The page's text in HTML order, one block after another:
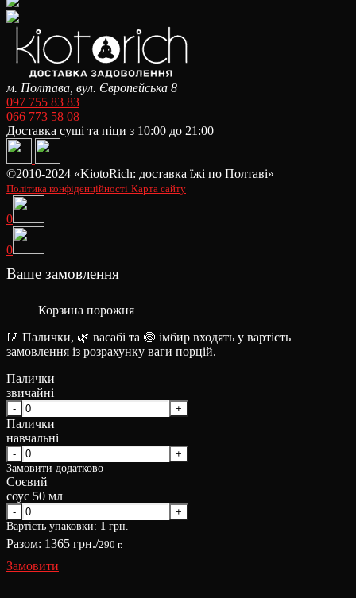
м. Полтава, вул. Європейська 8
097 755 83 83
066 773 58 08
Доставка суші та піци з 10:00 до 21:00
©2010-2024 «KiotoRich: доставка їжі по Полтаві»
Політика конфіденційності Карта сайту
0
0
Ваше замовлення
Корзина порожня
🥢 Палички, 🌿 васабі та 🍥 імбир входять у вартість
замовлення із розрахунку ваги порцій.
Палички
звичайні
Палички
навчальні
Замовити додатково
Соєвий
соус 50 мл
Вартість упаковки: 1 грн.
Разом: 1365 грн./290 г.
Замовити